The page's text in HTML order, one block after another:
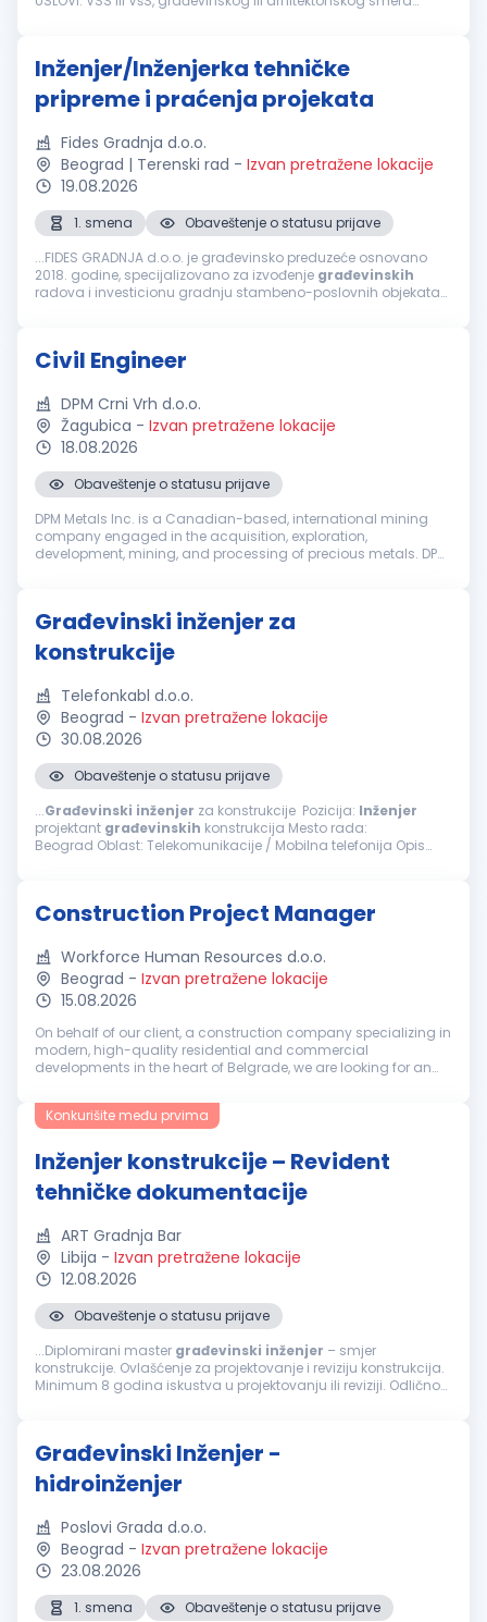
Inženjer/Inženjerka tehničke
pripreme i praćenja projekata
Fides Gradnja d.o.o.
Beograd | Terenski rad - Izvan pretražene lokacije
19.08.2026
1. smena
Obaveštenje o statusu prijave
...FIDES GRADNJA d.o.o. je građevinsko preduzeće osnovano
2018. godine, specijalizovano za izvođenje građevinskih
radova i investicionu gradnju stambeno-poslovnih objekata
Civil Engineer
DPM Crni Vrh d.o.o.
Žagubica - Izvan pretražene lokacije
18.08.2026
Obaveštenje o statusu prijave
DPM Metals Inc. is a Canadian-based, international mining
company engaged in the acquisition, exploration,
development, mining, and processing of precious metals. DPM
Građevinski inženjer za
konstrukcije
Telefonkabl d.o.o.
Beograd - Izvan pretražene lokacije
30.08.2026
Obaveštenje o statusu prijave
...Građevinski inženjer za konstrukcije Pozicija: Inženjer
projektant građevinskih konstrukcija Mesto rada:
Beograd Oblast: Telekomunikacije / Mobilna telefonija Opis
Construction Project Manager
Workforce Human Resources d.o.o.
Beograd - Izvan pretražene lokacije
15.08.2026
On behalf of our client, a construction company specializing in
modern, high-quality residential and commercial
developments in the heart of Belgrade, we are looking for an
fast-growing or...
Konkurišite među prvima
Inženjer konstrukcije – Revident
tehničke dokumentacije
ART Gradnja Bar
Libija - Izvan pretražene lokacije
12.08.2026
Obaveštenje o statusu prijave
...Diplomirani master građevinski inženjer – smjer
konstrukcije. Ovlašćenje za projektovanje i reviziju konstrukcija.
Minimum 8 godina iskustva u projektovanju ili reviziji. Odlično
Građevinski Inženjer -
hidroinženjer
Poslovi Grada d.o.o.
Beograd - Izvan pretražene lokacije
23.08.2026
1. smena
Obaveštenje o statusu prijave